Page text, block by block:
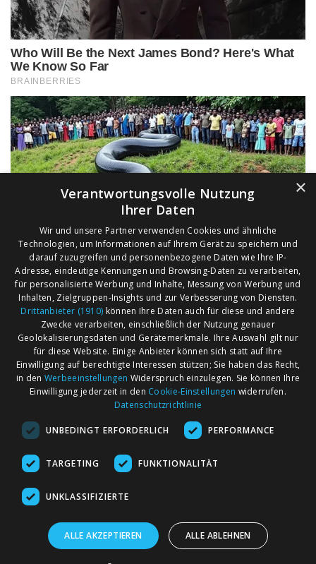
AGB
Impressum
Kontakt
Märkte nach Bundesländern
Märkte nach PLZ
Märkte nach Umkreis
Flohmarkt
×
Verantwortungsvolle Nutzung
Ihrer Daten
Wir und unsere Partner verwenden Cookies und ähnliche
Technologien, um Informationen auf Ihrem Gerät zu speichern und
darauf zuzugreifen und personenbezogene Daten wie Ihre IP-
Adresse, eindeutige Kennungen und Browsing-Daten zu verarbeiten,
für personalisierte Werbung und Inhalte, Messung von Werbung und
Inhalten, Zielgruppen-Insights und zur Verbesserung von Diensten.
Drittanbieter (1910) können Ihre Daten auch für diese und andere
Zwecke verarbeiten, einschließlich der Nutzung genauer
Geolokalisierungsdaten und Gerätemerkmale. Ihre Auswahl gilt nur
für diese Website. Einige Anbieter können sich statt auf Ihre
Einwilligung auf berechtigte Interessen stützen; Sie haben das Recht,
in den Werbeeinstellungen Widerspruch einzulegen. Sie können Ihre
Einwilligung jederzeit in den Cookie-Einstellungen widerrufen.
Datenschutzrichtlinie
UNBEDINGT ERFORDERLICH PERFORMANCE
TARGETING FUNKTIONALITÄT
UNKLASSIFIZIERTE
ALLE AKZEPTIEREN ALLE ABLEHNEN